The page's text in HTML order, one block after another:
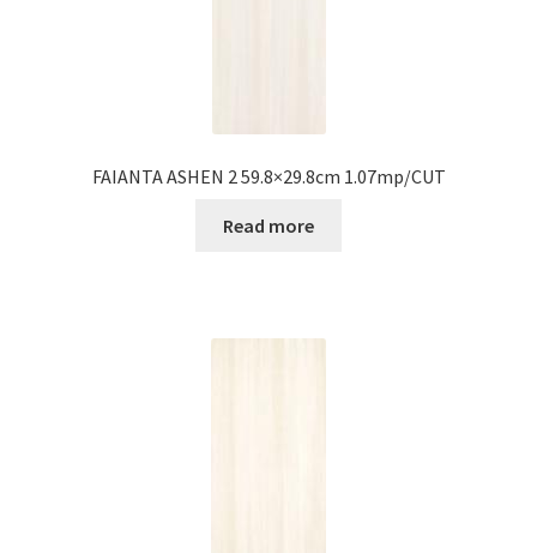
FAIANTA ASHEN 2 59.8×29.8cm 1.07mp/CUT
Read more